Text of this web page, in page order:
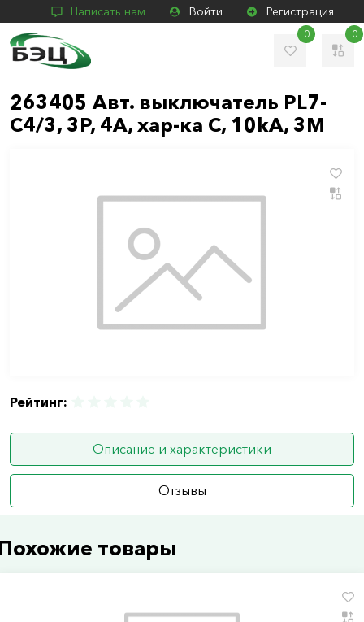
Написать нам Войти Регистрация
0 0
263405 Авт. выключатель PL7-
C4/3, 3P, 4A, хар-ка C, 10kA, 3M
Рейтинг:
Описание и характеристики
Отзывы
товары